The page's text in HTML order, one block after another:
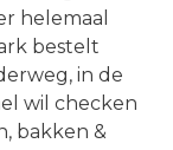
helemaal
bestelt
in de
wil checken
bakken &